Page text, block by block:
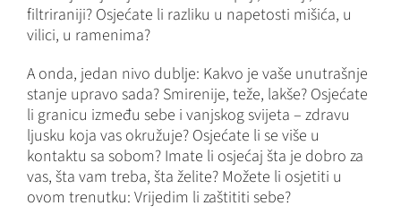
filtriraniji? Osjećate li razliku u napetosti mišića, u
vilici, u ramenima?
A onda, jedan nivo dublje: Kakvo je vaše unutrašnje
stanje upravo sada? Smirenije, teže, lakše? Osjećate
li granicu između sebe i vanjskog svijeta – zdravu
ljusku koja vas okružuje? Osjećate li se više u
kontaktu sa sobom? Imate li osjećaj šta je dobro za
vas, šta vam treba, šta želite? Možete li osjetiti u
ovom trenutku: Vrijedim li zaštititi sebe?